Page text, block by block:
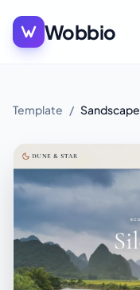
Wobbio
Template / Sandscape